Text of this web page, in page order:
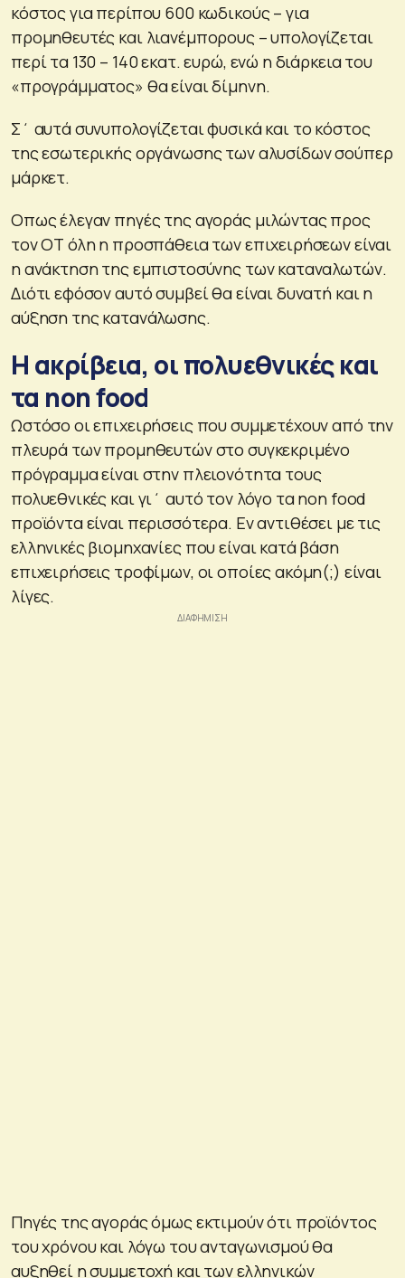
κόστος για περίπου 600 κωδικούς – για
προμηθευτές και λιανέμπορους – υπολογίζεται
περί τα 130 – 140 εκατ. ευρώ, ενώ η διάρκεια του
«προγράμματος» θα είναι δίμηνη.
Σ΄ αυτά συνυπολογίζεται φυσικά και το κόστος
της εσωτερικής οργάνωσης των αλυσίδων σούπερ
μάρκετ.
Οπως έλεγαν πηγές της αγοράς μιλώντας προς
τον ΟΤ όλη η προσπάθεια των επιχειρήσεων είναι
η ανάκτηση της εμπιστοσύνης των καταναλωτών.
Διότι εφόσον αυτό συμβεί θα είναι δυνατή και η
αύξηση της κατανάλωσης.
Η ακρίβεια, οι πολυεθνικές και
τα non food
Ωστόσο οι επιχειρήσεις που συμμετέχουν από την
πλευρά των προμηθευτών στο συγκεκριμένο
πρόγραμμα είναι στην πλειονότητα τους
πολυεθνικές και γι΄ αυτό τον λόγο τα non food
προϊόντα είναι περισσότερα. Εν αντιθέσει με τις
ελληνικές βιομηχανίες που είναι κατά βάση
επιχειρήσεις τροφίμων, οι οποίες ακόμη(;) είναι
λίγες.
Πηγές της αγοράς όμως εκτιμούν ότι προϊόντος
του χρόνου και λόγω του ανταγωνισμού θα
αυξηθεί η συμμετοχή και των ελληνικών